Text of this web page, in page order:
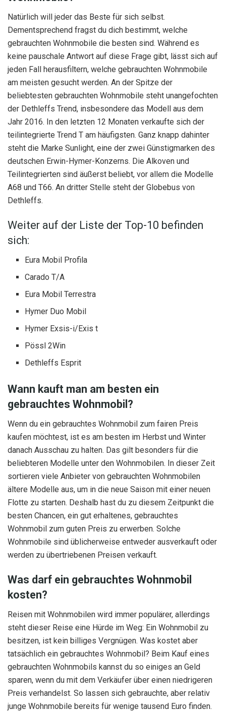
Natürlich will jeder das Beste für sich selbst.
Dementsprechend fragst du dich bestimmt, welche
gebrauchten Wohnmobile die besten sind. Während es
keine pauschale Antwort auf diese Frage gibt, lässt sich auf
jeden Fall herausfiltern, welche gebrauchten Wohnmobile
am meisten gesucht werden. An der Spitze der
beliebtesten gebrauchten Wohnmobile steht unangefochten
der Dethleffs Trend, insbesondere das Modell aus dem
Jahr 2016. In den letzten 12 Monaten verkaufte sich der
teilintegrierte Trend T am häufigsten. Ganz knapp dahinter
steht die Marke Sunlight, eine der zwei Günstigmarken des
deutschen Erwin-Hymer-Konzerns. Die Alkoven und
Teilintegrierten sind äußerst beliebt, vor allem die Modelle
A68 und T66. An dritter Stelle steht der Globebus von
Dethleffs.
Weiter auf der Liste der Top-10 befinden
sich:
Eura Mobil Profila
Carado T/A
Eura Mobil Terrestra
Hymer Duo Mobil
Hymer Exsis-i/Exis t
Pössl 2Win
Dethleffs Esprit
Wann kauft man am besten ein
gebrauchtes Wohnmobil?
Wenn du ein gebrauchtes Wohnmobil zum fairen Preis
kaufen möchtest, ist es am besten im Herbst und Winter
danach Ausschau zu halten. Das gilt besonders für die
beliebteren Modelle unter den Wohnmobilen. In dieser Zeit
sortieren viele Anbieter von gebrauchten Wohnmobilen
ältere Modelle aus, um in die neue Saison mit einer neuen
Flotte zu starten. Deshalb hast du zu diesem Zeitpunkt die
besten Chancen, ein gut erhaltenes, gebrauchtes
Wohnmobil zum guten Preis zu erwerben. Solche
Wohnmobile sind üblicherweise entweder ausverkauft oder
werden zu übertriebenen Preisen verkauft.
Was darf ein gebrauchtes Wohnmobil
kosten?
Reisen mit Wohnmobilen wird immer populärer, allerdings
steht dieser Reise eine Hürde im Weg: Ein Wohnmobil zu
besitzen, ist kein billiges Vergnügen. Was kostet aber
tatsächlich ein gebrauchtes Wohnmobil? Beim Kauf eines
gebrauchten Wohnmobils kannst du so einiges an Geld
sparen, wenn du mit dem Verkäufer über einen niedrigeren
Preis verhandelst. So lassen sich gebrauchte, aber relativ
junge Wohnmobile bereits für wenige tausend Euro finden.